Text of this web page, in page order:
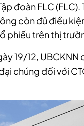
đoàn FLC
còn đủ điều
phiếu trên thị
19/12, UBCKNN
chúng đối với